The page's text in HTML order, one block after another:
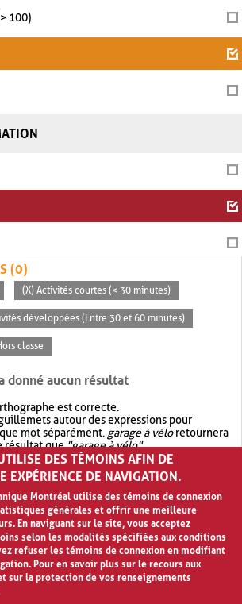
100)
(0)
(X) Activités courtes (< 30 minutes)
développées (Entre 30 et 60 minutes)
classe
donné aucun résultat
est correcte.
autour des expressions pour
mot séparément. garage à véloretournera
résultat que"garage à vélo".
votre recherche avec OR.garage OR vélo
plus de résultat quegarage à vélo
DES TÉMOINS AFIN DE
EXPÉRIENCE DE NAVIGATION.
Montréal utilise des témoins de connexion
générales et offrir une meilleure
En naviguant sur le site, vous acceptez
selon les modalités spécifiées aux conditions
refuser les témoins de connexion en modifiant
Pour en savoir plus sur le recours aux
sur la protection de vos renseignements